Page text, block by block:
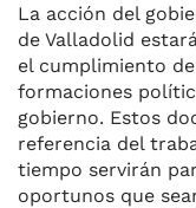
La acción del
de Valladolid
el cumplimiento
formaciones
gobierno. Estos
referencia del
tiempo servirán
oportunos que